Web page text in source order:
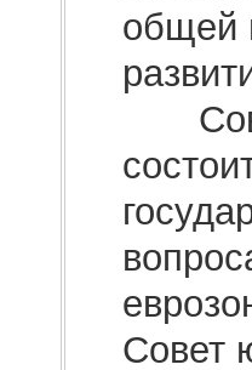
общей
Совет